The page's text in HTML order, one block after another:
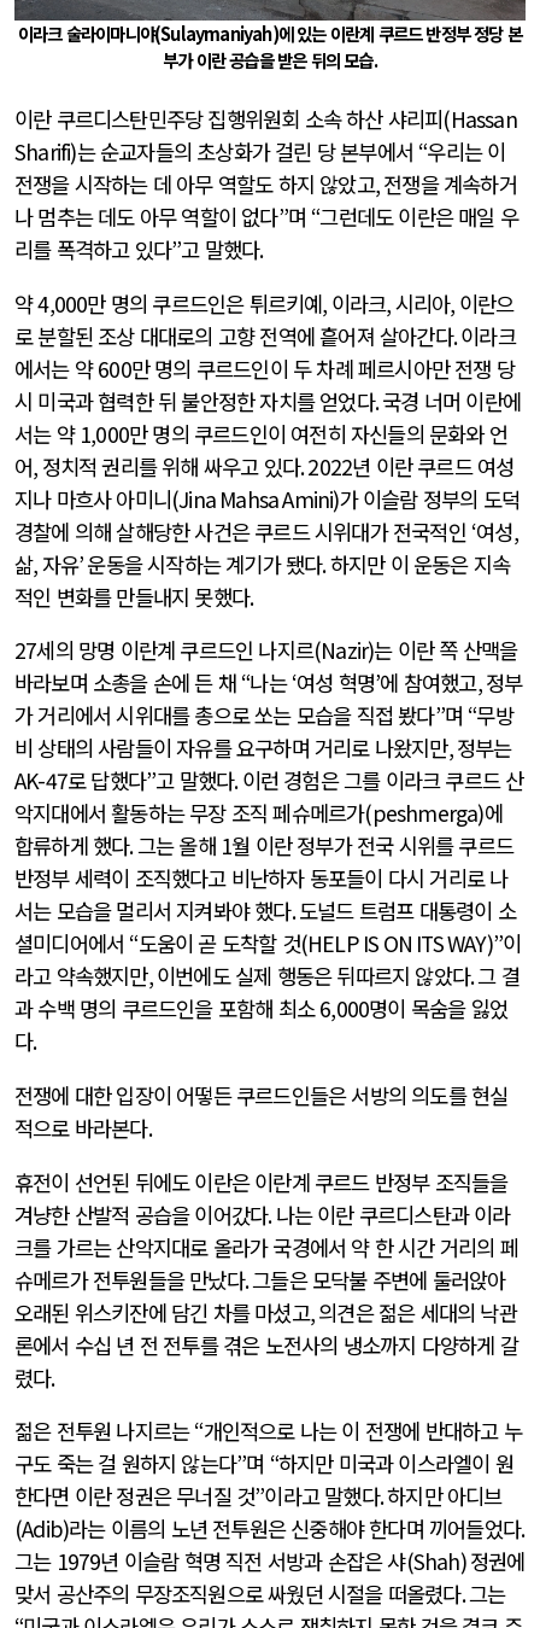
이라크 술라이마니야(Sulaymaniyah)에 있는 이란계 쿠르드 반정부 정당 본
부가 이란 공습을 받은 뒤의 모습.
이란 쿠르디스탄민주당 집행위원회 소속 하산 샤리피(Hassan
Sharifi)는 순교자들의 초상화가 걸린 당 본부에서 “우리는 이
전쟁을 시작하는 데 아무 역할도 하지 않았고,전쟁을 계속하거
나 멈추는 데도 아무 역할이 없다”며 “그런데도 이란은 매일 우
리를 폭격하고 있다”고 말했다.
약4,000만 명의 쿠르드인은 튀르키예, 이라크,시리아, 이란으
로 분할된 조상 대대로의 고향 전역에 흩어져 살아간다.이라크
에서는 약600만 명의 쿠르드인이 두 차례 페르시아만 전쟁 당
시 미국과 협력한 뒤 불안정한 자치를 얻었다.국경 너머 이란에
서는 약 1,000만 명의 쿠르드인이 여전히 자신들의 문화와 언
어, 정치적 권리를 위해 싸우고 있다. 2022년 이란 쿠르드 여성
지나 마흐사 아미니(Jina Mahsa Amini)가 이슬람 정부의 도덕
경찰에 의해 살해당한 사건은 쿠르드 시위대가 전국적인 ‘여성,
삶,자유’운동을 시작하는 계기가 됐다.하지만 이 운동은 지속
적인 변화를 만들내지 못했다.
27세의 망명 이란계 쿠르드인 나지르(Nazir)는 이란 쪽 산맥을
바라보며 소총을 손에 든 채 “나는‘여성 혁명’에 참여했고,정부
가 거리에서 시위대를 총으로 쏘는 모습을 직접 봤다”며 “무방
비 상태의 사람들이 자유를 요구하며 거리로 나왔지만,정부는
AK-47로 답했다”고 말했다.이런 경험은 그를 이라크 쿠르드 산
악지대에서 활동하는 무장 조직 페슈메르가(peshmerga)에
합류하게 했다.그는 올해 1월 이란 정부가 전국 시위를 쿠르드
반정부 세력이 조직했다고 비난하자 동포들이 다시 거리로 나
서는 모습을 멀리서 지켜봐야 했다.도널드 트럼프 대통령이 소
셜미디어에서 “도움이 곧 도착할 것(HELP IS ON ITS WAY)”이
라고 약속했지만,이번에도 실제 행동은 뒤따르지 않았다.그 결
과 수백 명의 쿠르드인을 포함해 최소6,000명이 목숨을 잃었
다.
전쟁에 대한 입장이 어떻든 쿠르드인들은 서방의 의도를 현실
적으로 바라본다.
휴전이 선언된 뒤에도 이란은 이란계 쿠르드 반정부 조직들을
겨냥한 산발적 공습을 이어갔다.나는 이란 쿠르디스탄과 이라
크를 가르는 산악지대로 올라가 국경에서 약 한 시간 거리의 페
슈메르가 전투원들을 만났다.그들은 모닥불 주변에 둘러앉아
오래된 위스키잔에 담긴 차를 마셨고,의견은 젊은 세대의 낙관
론에서 수십 년 전 전투를 겪은 노전사의 냉소까지 다양하게 갈
렸다.
젊은 전투원 나지르는“개인적으로 나는 이 전쟁에 반대하고 누
구도 죽는 걸 원하지 않는다”며 “하지만 미국과 이스라엘이 원
한다면 이란 정권은 무너질 것”이라고 말했다.하지만 아디브
(Adib)라는 이름의 노년 전투원은 신중해야 한다며 끼어들었다.
그는 1979년 이슬람 혁명 직전 서방과 손잡은 샤(Shah)정권에
맞서 공산주의 무장조직원으로 싸웠던 시절을 떠올렸다.그는